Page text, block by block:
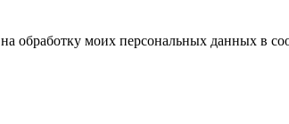
на обработку моих персональных данных в